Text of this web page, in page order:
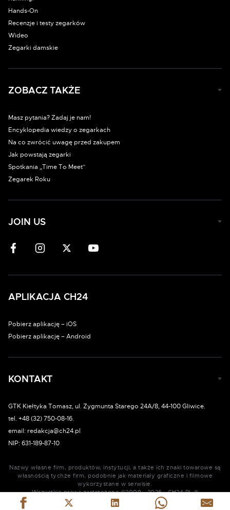
Hands-On
Recenzje i testy zegarków
Wideo
Zegarki damskie
ZOBACZ TAKŻE
Masz pytania? Zadaj je nam!
Encyklopedia wiedzy o zegarkach
Na co zwrócić uwagę przed zakupem
Jak powstają zegarki
Spotkania „Time To Meet”
Zegarek Roku
JOIN US
APLIKACJA CH24
Pobierz aplikację – iOS
Pobierz aplikację – Android
KONTAKT
GTK Kiełtyka Tomasz, ul. Zygmunta Starego 24A/8, 44-100 Gliwice.
tel. +48 (32) 750-08-16.
email: redakcja@ch24.pl
NIP: 631-189-87-10
Nazwy własne firm, produktów, instytucji, a także ich znaki towarowe są
własnością tychże firm, podobnie jak materiały graficzne i filmowe
wykorzystane w serwisie.
Wszystkie prawa zastrzeżone ©2009 - 2026 - CH24.PL ®